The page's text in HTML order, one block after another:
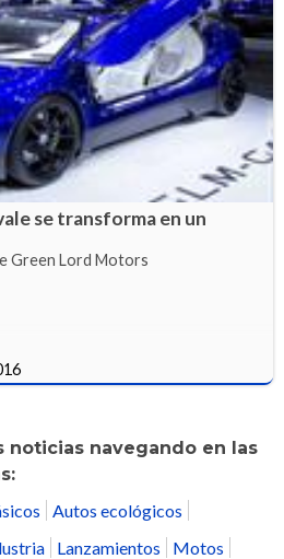
se transforma en un
Green Lord Motors
noticias navegando en las
Autos ecológicos
Lanzamientos
Motos